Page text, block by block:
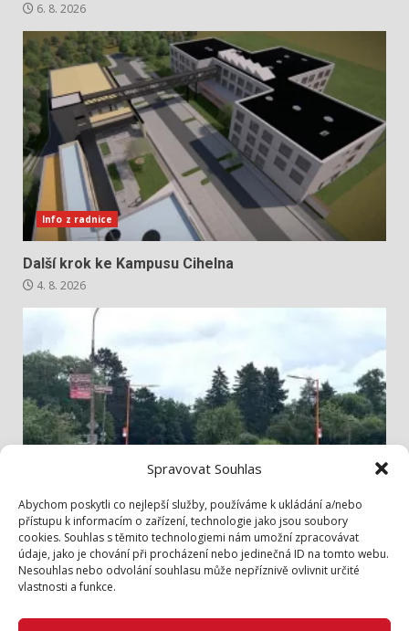
Spravovat Souhlas
Abychom poskytli co nejlepší služby, používáme k ukládání a/nebo
přístupu k informacím o zařízení, technologie jako jsou soubory
cookies. Souhlas s těmito technologiemi nám umožní zpracovávat
údaje, jako je chování při procházení nebo jedinečná ID na tomto webu.
Nesouhlas nebo odvolání souhlasu může nepříznivě ovlivnit určité
vlastnosti a funkce.
6. 8. 2026
Info z radnice
Další krok ke Kampusu Cihelna
4. 8. 2026
Bezpečněji přes Lidickou
3. 8. 2026
Zásady cookies (EU)